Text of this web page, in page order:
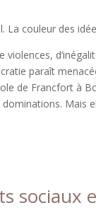
La couleur des
violences,
paraît
de Francfort à
Mais
sociaux